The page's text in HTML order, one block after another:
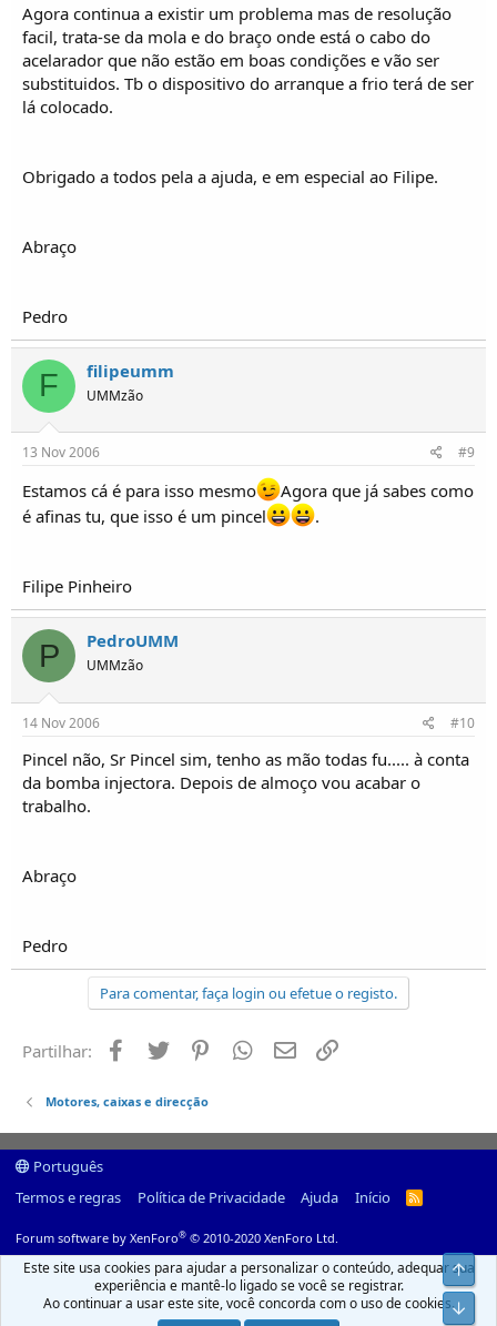
Agora continua a existir um problema mas de resolução
facil, trata-se da mola e do braço onde está o cabo do
acelarador que não estão em boas condições e vão ser
substituidos. Tb o dispositivo do arranque a frio terá de ser
lá colocado.
Obrigado a todos pela a ajuda, e em especial ao Filipe.
Abraço
Pedro
F filipeumm
UMMzão
13 Nov 2006 #9
Estamos cá é para isso mesmo
Agora que já sabes como
é afinas tu, que isso é um pincel
.
Filipe Pinheiro
P PedroUMM
UMMzão
14 Nov 2006 #10
Pincel não, Sr Pincel sim, tenho as mão todas fu..... à conta
da bomba injectora. Depois de almoço vou acabar o
trabalho.
Abraço
Pedro
Para comentar, faça login ou efetue o registo.
Partilhar: Facebook
Twitter PinterestWhatsapp
Email
Motores, caixas e direcção
Português
Termos e regras
Política de Privacidade Ajuda Início
R
Forum software by XenForo® © 2010-2020 XenForo Ltd.
Este site usa cookies para ajudar a personalizar o conteúdo, adequar sua
experiência e mantê-lo ligado se você se registrar.
Ao continuar a usar este site, você concorda com o uso de cookies.
Top